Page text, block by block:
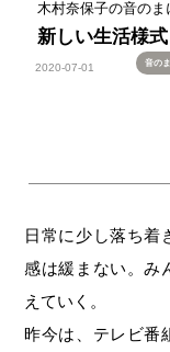
木村奈保子の音の
新しい生活様
2020-07-01 音の
日常に少し落ち着
感は緩まない。み
えていく。
昨今は、テレビ番